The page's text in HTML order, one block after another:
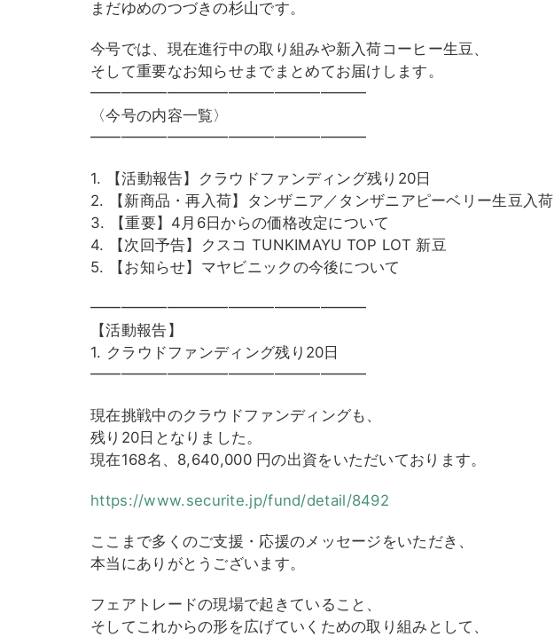
まだゆめのつづきの杉山です。
今号では、現在進行中の取り組みや新入荷コーヒー生豆、
そして重要なお知らせまでまとめてお届けします。
━━━━━━━━━━━━━━━━━━
〈今号の内容一覧〉
━━━━━━━━━━━━━━━━━━
1. 【活動報告】クラウドファンディング残り20日
2. 【新商品・再入荷】タンザニア／タンザニアピーベリー生豆入荷
3. 【重要】4月6日からの価格改定について
4. 【次回予告】クスコ TUNKIMAYU TOP LOT 新豆
5. 【お知らせ】マヤビニックの今後について
━━━━━━━━━━━━━━━━━━
【活動報告】
1. クラウドファンディング残り20日
━━━━━━━━━━━━━━━━━━
現在挑戦中のクラウドファンディングも、
残り20日となりました。
現在168名、8,640,000 円の出資をいただいております。
https://www.securite.jp/fund/detail/8492
ここまで多くのご支援・応援のメッセージをいただき、
本当にありがとうございます。
フェアトレードの現場で起きていること、
そしてこれからの形を広げていくための取り組みとして、